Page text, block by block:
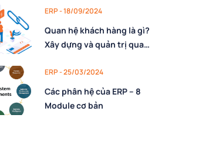
ERP - 18/09/2024
Quan hệ khách hàng là gì?
Xây dựng và quản trị quan
nghệ
ERP - 25/03/2024
Các phân hệ của ERP – 8
Module cơ bản